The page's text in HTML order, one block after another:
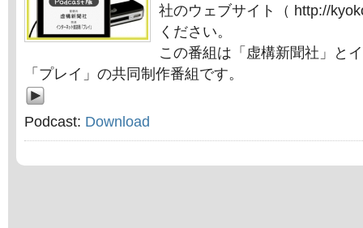
社のウェブサイト（ http://
ください。
この番組は「虚構新聞社」と
「プレイ」の共同制作番組です。
Podcast: Download